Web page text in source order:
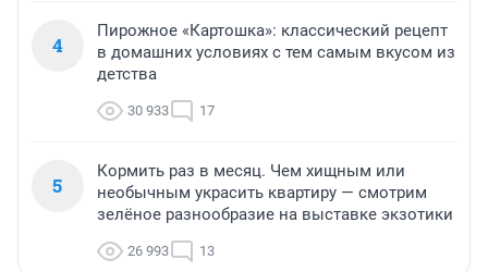
4
Пирожное «Картошка»: классический рецепт
в домашних условиях с тем самым вкусом из
детства
30 933 17
5
Кормить раз в месяц. Чем хищным или
необычным украсить квартиру — смотрим
зелёное разнообразие на выставке экзотики
26 993 13